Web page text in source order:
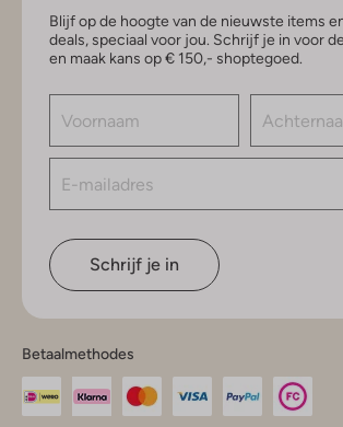
Blijf op de hoogte van de nieuwste items
deals, speciaal voor jou. Schrijf je in voor
en maak kans op € 150,- shoptegoed.
Schrijf je in
Betaalmethodes